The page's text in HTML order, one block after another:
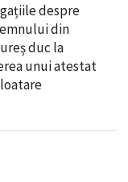
despre
din
duc la
unui atestat